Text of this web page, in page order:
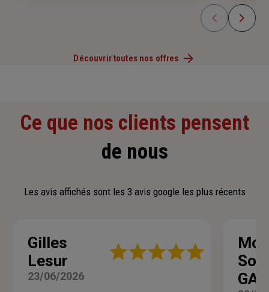
Découvrir toutes nos offres
Ce que nos clients pensent
de nous
Les avis affichés sont les 3 avis google les plus récents
Gilles
Lesur
Note
23/06/2026